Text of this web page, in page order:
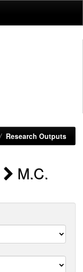
Research Outputs
M.C.